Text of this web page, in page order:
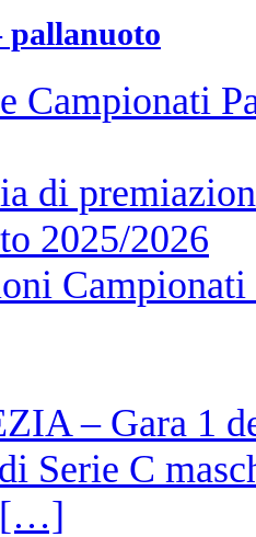
pallanuoto
Campionati
di
2025/2026